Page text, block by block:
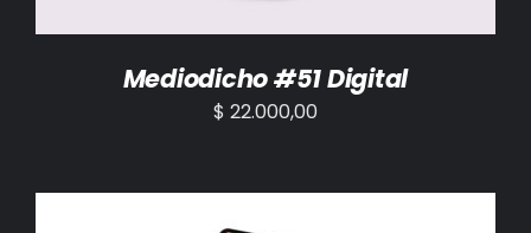
Mediodicho #51 Digital
$ 22.000,00